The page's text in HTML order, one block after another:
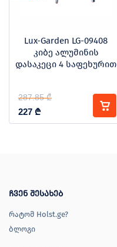
Lux-Garden LG-09408
კიბე ალუმინის
დასაკეცი 4 საფეხურით
287.85 ₾
227 ₾
ჩვენ შესახებ
რატომ Holst.ge?
ბლოგი